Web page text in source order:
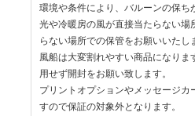
環境や条件により、バルーンの保ち
光や冷暖房の風が直接当たらない場
らない場所での保管をお願いいたし
風船は大変割れやすい商品になりま
用せず開封をお願い致します。
プリントオプションやメッセージカ
すので保証の対象外となります。